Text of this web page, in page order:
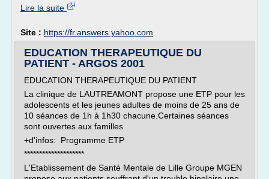
Lire la suite
Site : https://fr.answers.yahoo.com
EDUCATION THERAPEUTIQUE DU
PATIENT - ARGOS 2001
EDUCATION THERAPEUTIQUE DU PATIENT
La clinique de LAUTREAMONT propose une ETP pour les
adolescents et les jeunes adultes de moins de 25 ans de
10 séances de 1h à 1h30 chacune.Certaines séances
sont ouvertes aux familles
+d'infos: Programme ETP
********************
L'Etablissement de Santé Mentale de Lille Groupe MGEN